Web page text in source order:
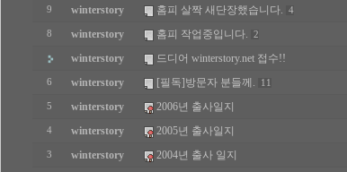
9 winterstory 홈피 살짝 새단장했습니다. 4
8 winterstory 홈피 작업중입니다. 2
winterstory 드디어 winterstory.net 접수!!
6 winterstory [필독]방문자 분들께. 11
5 winterstory 2006년 출사일지
4 winterstory 2005년 출사일지
3 winterstory 2004년 출사 일지